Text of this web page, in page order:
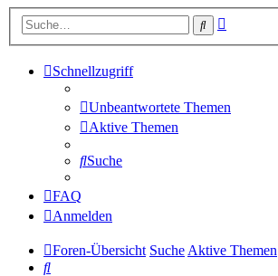
Suche
Schnellzugriff
Unbeantwortete Themen
Aktive Themen
Suche
FAQ
Anmelden
Foren-Übersicht SucheAktive Themen
Suche